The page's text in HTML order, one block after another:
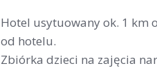
Hotel usytuowany ok. 1 km
od hotelu.
Zbiórka dzieci na zajęcia